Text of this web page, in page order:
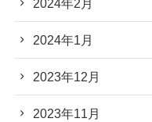
2024年1月
2023年12月
2023年11月